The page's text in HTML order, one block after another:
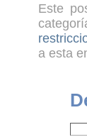
Este
a esta